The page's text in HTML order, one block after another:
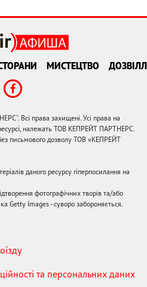
МИСТЕЦТВО
Всі права захищені. Усі права на
належать ТОВ КЕПРЕЙТ ПАРТНЕРС.
письмового дозволу ТОВ «КЕПРЕЙТ
даного ресурсу гіперпосилання на
фотографічних творів та/або
Getty Images - суворо забороняється.
та персональних даних